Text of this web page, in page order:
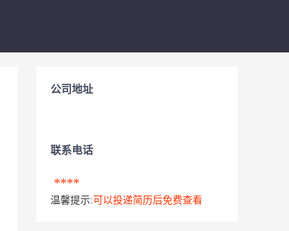
公司地址
联系电话
****
温馨提示: 可以投递简历后免费查看